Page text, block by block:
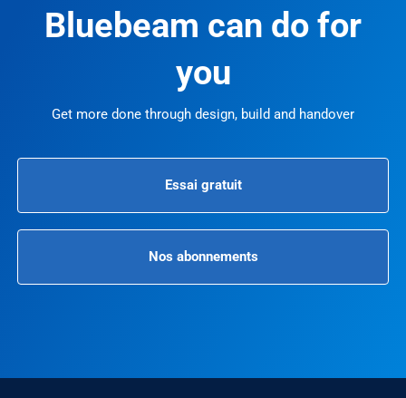
Bluebeam can do for
you
Get more done through design, build and handover
Essai gratuit
Nos abonnements